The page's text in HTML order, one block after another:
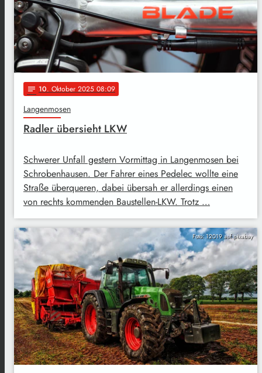
notes 10. Oktober 2025 08:09
Langenmosen
Radler übersieht LKW
Schwerer Unfall gestern Vormittag in Langenmosen bei
Schrobenhausen. Der Fahrer eines Pedelec wollte eine
Straße überqueren, dabei übersah er allerdings einen
von rechts kommenden Baustellen-LKW. Trotz …
Foto: 12019 auf pixabay